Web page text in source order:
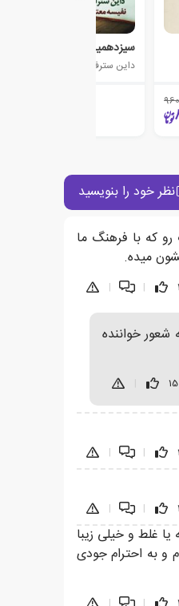
سیزدهمین قصه
داین سترفیلد
نظر خود را بنویسید
که با فرهنگ ما
میده.
1
|
|
خواننده
15
|
|
1
|
|
غلط و خیلی زیبا
و به احترام جودی